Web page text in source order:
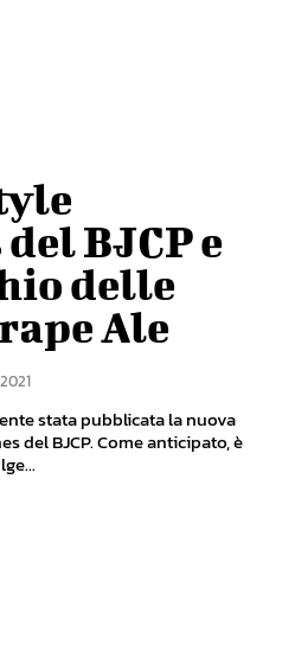
BJCP e
delle
Ale
stata pubblicata la nuova
del BJCP. Come anticipato, è